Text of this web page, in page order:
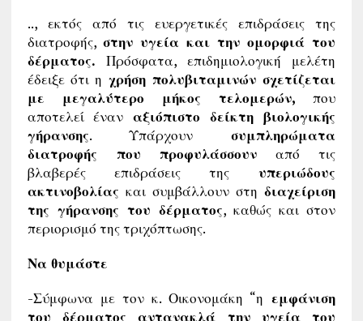
.., εκτός από τις ευεργετικές επιδράσεις της
διατροφής, στην υγεία και την ομορφιά του
δέρματος. Πρόσφατα, επιδημιολογική μελέτη
έδειξε ότι η χρήση πολυβιταμινών σχετίζεται
με μεγαλύτερο μήκος τελομερών, που
αποτελεί έναν αξιόπιστο δείκτη βιολογικής
γήρανσης. Υπάρχουνσυμπληρώματα
διατροφής που προφυλάσσουν από τις
βλαβερές επιδράσεις της υπεριώδους
ακτινοβολίας και συμβάλλουν στηδιαχείριση
της γήρανσης του δέρματος, καθώς και στον
περιορισμό της τριχόπτωσης.
Να θυμάστε
-Σύμφωνα με τον κ. Οικονομάκη “η εμφάνιση
του δέρματος αντανακλά την υγεία του